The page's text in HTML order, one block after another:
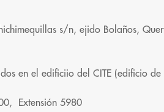
s/n, ejido Bolaños,
en el edificiio del CITE (edificio de
Extensión 5980